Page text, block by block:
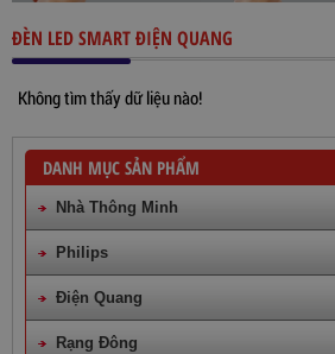
ĐÈN LED SMART ĐIỆN QUANG
Không tìm thấy dữ liệu nào!
DANH MỤC SẢN PHẨM
Nhà Thông Minh
Philips
Điện Quang
Rạng Đông